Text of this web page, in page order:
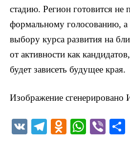
стадию. Регион готовится не
формальному голосованию, а
выбору курса развития на
от активности как
будет зависеть будущее края.
Изображение сгенерировано
V
T
O W Vi